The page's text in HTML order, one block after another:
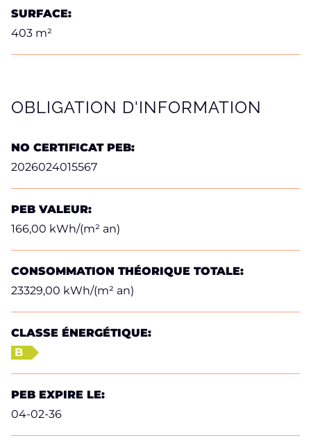
SURFACE:
403 m²
OBLIGATION D'INFORMATION
NO CERTIFICAT PEB:
2026024015567
PEB VALEUR:
166,00 kWh/(m² an)
CONSOMMATION THÉORIQUE TOTALE:
23329,00 kWh/(m² an)
CLASSE ÉNERGÉTIQUE:
B
PEB EXPIRE LE:
04-02-36